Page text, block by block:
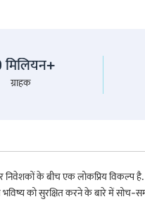
मिलियन+
ग्राहक
के बीच एक लोकप्रिय विकल्प है.
को सुरक्षित करने के बारे में सोच-